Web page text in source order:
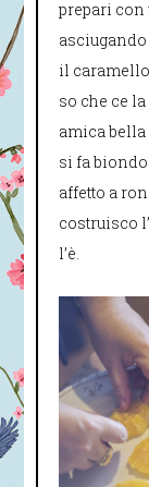
prepari con
il
so che ce
amica
si fa biondo
affetto a
costruisco
l’è.